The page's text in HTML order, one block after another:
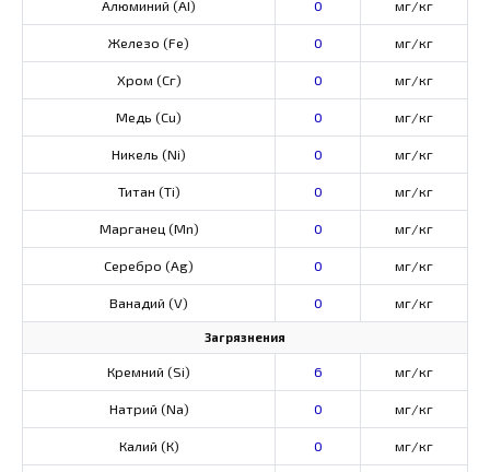
Алюминий (AI) 0 мг/кг
Железо (Fe) 0 мг/кг
Хром (Сг) 0 мг/кг
Медь (Cu) 0 мг/кг
Никель (Ni) 0 мг/кг
Титан (Ti) 0 мг/кг
Марганец (Mn) 0 мг/кг
Серебро (Ag) 0 мг/кг
Ванадий (V) 0 мг/кг
Загрязнения
Кремний (Si) 6 мг/кг
Натрий (Na) 0 мг/кг
Калий (К) 0 мг/кг